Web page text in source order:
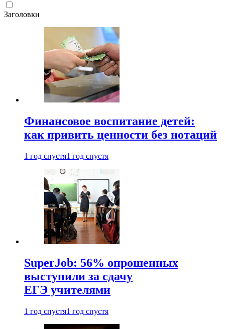
Заголовки
Финансовое воспитание детей:
как привить ценности без нотаций
1 год спустя1 год спустя
SuperJob: 56% опрошенных
выступили за сдачу
ЕГЭ учителями
1 год спустя1 год спустя